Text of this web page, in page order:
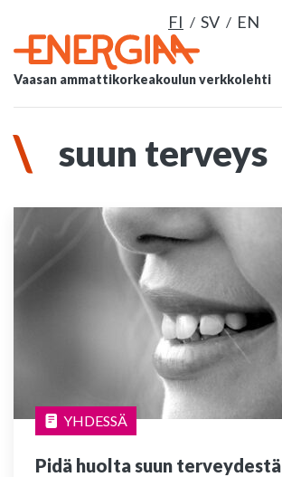
FI SV EN
Vaasan ammattikorkeakoulun verkkolehti
suun terveys
YHDESSÄ
Pidä huolta suun terveydestä